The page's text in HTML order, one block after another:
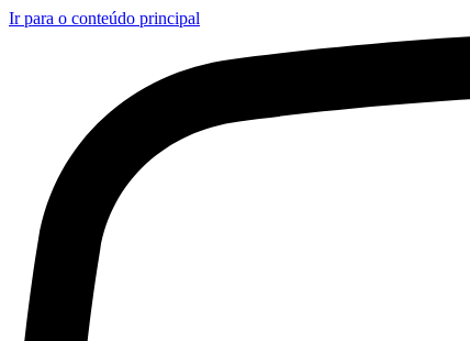
Ir para o conteúdo principal